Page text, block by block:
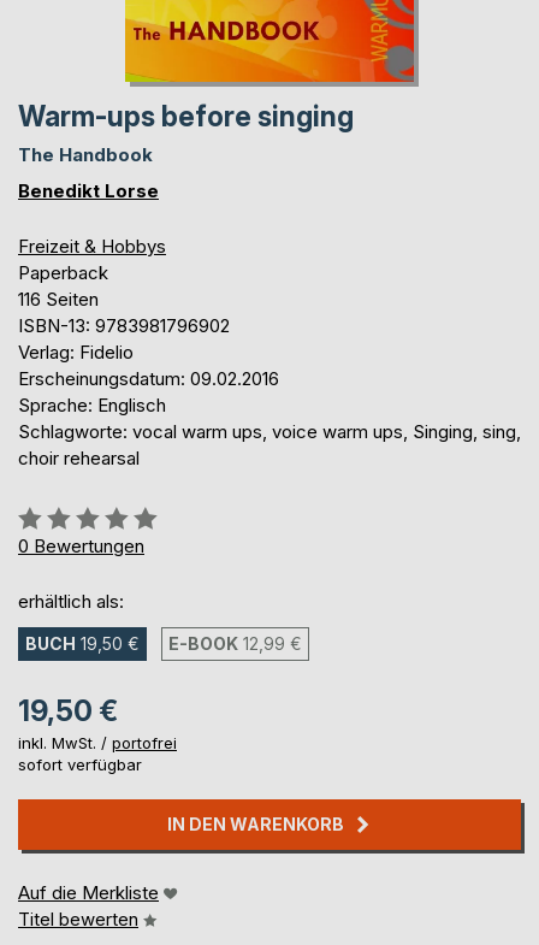
Warm-ups before singing
The Handbook
Benedikt Lorse
Freizeit & Hobbys
Paperback
116 Seiten
ISBN-13: 9783981796902
Verlag: Fidelio
Erscheinungsdatum: 09.02.2016
Sprache: Englisch
Schlagworte: vocal warm ups, voice warm ups, Singing, sing,
choir rehearsal
Bewertung::
0%
0 Bewertungen
erhältlich als:
BUCH 19,50 € E-BOOK 12,99 €
19,50 €
inkl. MwSt. / portofrei
sofort verfügbar
IN DEN WARENKORB
Auf die Merkliste
Titel bewerten